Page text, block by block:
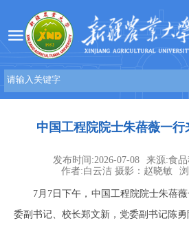
中国工程院院士朱蓓薇一
发布时间:2026-07-08
来源:食
作者:白云洁 摄影：赵晓敏
7月7日下午，中国工程院院士朱蓓
委副书记、校长郑文新，党委副书记陈勇